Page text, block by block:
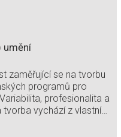
umění
zaměřující se na tvorbu
programů pro
profesionalita a
tvorba vychází z vlastní…